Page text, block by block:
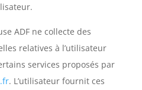
ADF ne collecte des
relatives à l’utilisateur
services proposés par
. L’utilisateur fournit ces